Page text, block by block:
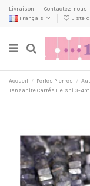
Livraison Contactez-nous
Français
Liste
Accueil Perles Pierres
Tanzanite Carrés Heishi 3-